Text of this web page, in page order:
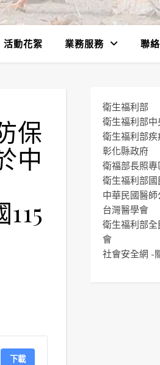
活動花絮 業務服務 聯
保
中
下載
衛生福利部
衛生福利部
衛生福利部
彰化縣政府
衛福部長照專
衛生福利部
中華民國醫
台灣醫學會
衛生福利部
會
社會安全網 -